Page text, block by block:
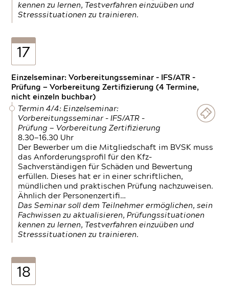
kennen zu lernen, Testverfahren einzuüben und
Stresssituationen zu trainieren.
17
Einzelseminar: Vorbereitungsseminar - IFS/ATR -
Prüfung — Vorbereitung Zertifizierung (4 Termine,
nicht einzeln buchbar)
Termin 4/4: Einzelseminar:
Vorbereitungsseminar - IFS/ATR -
Prüfung — Vorbereitung Zertifizierung
8.30—16.30 Uhr
Der Bewerber um die Mitgliedschaft im BVSK muss
das Anforderungsprofil für den Kfz-
Sachverständigen für Schäden und Bewertung
erfüllen. Dieses hat er in einer schriftlichen,
mündlichen und praktischen Prüfung nachzuweisen.
Ähnlich der Personenzertifi…
Das Seminar soll dem Teilnehmer ermöglichen, sein
Fachwissen zu aktualisieren, Prüfungssituationen
kennen zu lernen, Testverfahren einzuüben und
Stresssituationen zu trainieren.
18